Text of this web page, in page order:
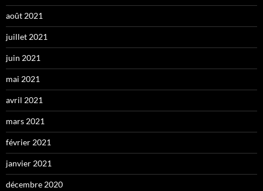
août 2021
juillet 2021
juin 2021
mai 2021
avril 2021
mars 2021
février 2021
janvier 2021
décembre 2020